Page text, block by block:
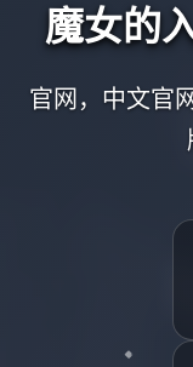
魔女的
官网，中文官